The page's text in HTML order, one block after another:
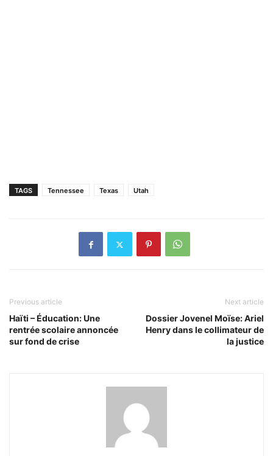
TAGS Tennessee Texas Utah
Previous article
Haïti – Éducation: Une
rentrée scolaire annoncée
sur fond de crise
Next article
Dossier Jovenel Moïse: Ariel
Henry dans le collimateur de
la justice